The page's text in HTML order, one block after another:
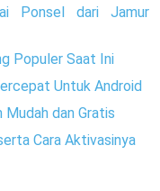
Ponsel dari Jamur
Populer Saat Ini
Untuk Android
dan Gratis
Cara Aktivasinya